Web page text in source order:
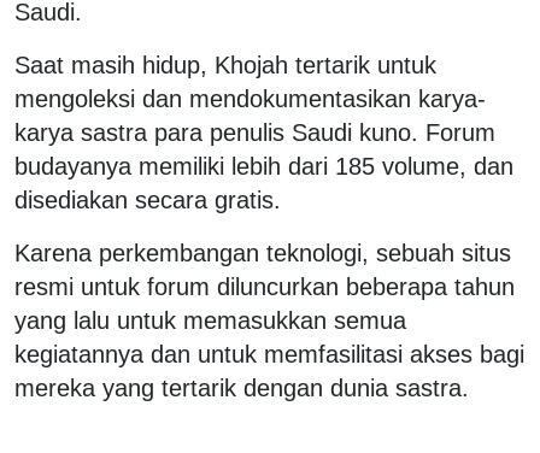
Saudi.
Saat masih hidup, Khojah tertarik untuk
mengoleksi dan mendokumentasikan karya-
karya sastra para penulis Saudi kuno. Forum
budayanya memiliki lebih dari 185 volume, dan
disediakan secara gratis.
Karena perkembangan teknologi, sebuah situs
resmi untuk forum diluncurkan beberapa tahun
yang lalu untuk memasukkan semua
kegiatannya dan untuk memfasilitasi akses bagi
mereka yang tertarik dengan dunia sastra.